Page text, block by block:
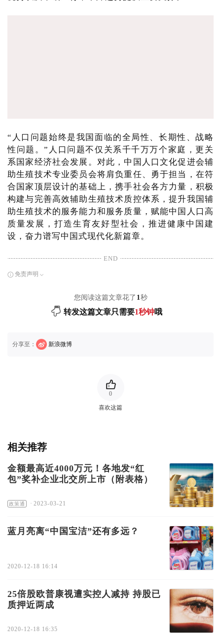
“人口问题始终是我国面临的全局性、长期性、战略
性问题。”人口问题不仅关系千千万万个家庭，更关
系国家经济社会发展。对此，中国人口文化促进会辅
助生殖技术专业委员会将肩负重任、勇于担当，在符
合国家顶层设计的基础上，携手社会各方力量，积极
构建与完善高效辅助生殖技术质控体系，提升我国辅
助生殖技术的服务能力和服务质量，赋能中国人口高
质量发展，打造生育友好型社会，推进健康中国建
设，奋力谱写中国式现代化新篇章。
END
免责声明
您阅读这篇文章花了 1秒
转发这篇文章只需要1秒钟哦
分享至： 新浪微博
喜欢这篇
0
相关推荐
金额最高近4000万元！各地发“红
包”奖补企业北交所上市（附表格）
政策通 · 2023-03-21
蓝月亮离“中国宝洁”还有多远？
2020-12-18 16:14
25倍股欧普康视遭实控人减持 持股已
质押近两成
2020-12-18 16:35